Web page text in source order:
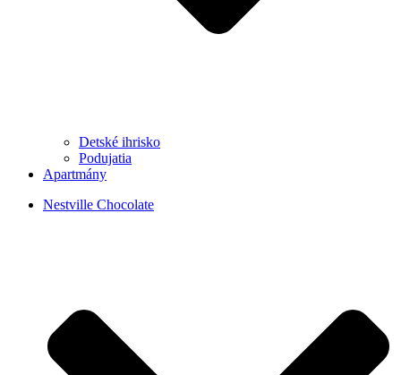
Detské ihrisko
Podujatia
Apartmány
Nestville Chocolate